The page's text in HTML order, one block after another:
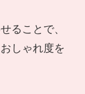
ることで、
しゃれ度を